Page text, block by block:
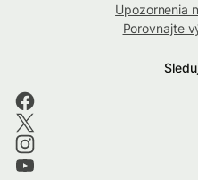
Upozornenia
Porovnajte